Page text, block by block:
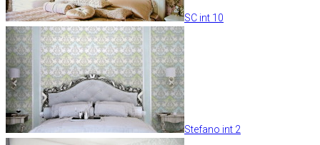
SC int 10
Stefano int 2